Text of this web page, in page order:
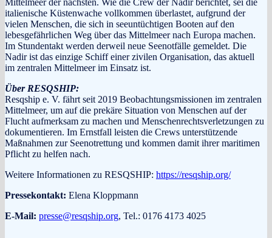
italienische Küstenwache vollkommen überlastet, aufgrund der
vielen Menschen, die sich in seeuntüchtigen Booten auf den
lebesgefährlichen Weg über das Mittelmeer nach Europa machen.
Im Stundentakt werden derweil neue Seenotfälle gemeldet. Die
Nadir ist das einzige Schiff einer zivilen Organisation, das aktuell
im zentralen Mittelmeer im Einsatz ist.
Über RESQSHIP:
Resqship e. V. fährt seit 2019 Beobachtungsmissionen im zentralen
Mittelmeer, um auf die prekäre Situation von Menschen auf der
Flucht aufmerksam zu machen und Menschenrechtsverletzungen zu
dokumentieren. Im Ernstfall leisten die Crews unterstützende
Maßnahmen zur Seenotrettung und kommen damit ihrer maritimen
Pflicht zu helfen nach.
Weitere Informationen zu RESQSHIP: https://resqship.org/
Pressekontakt: Elena Kloppmann
E-Mail: presse@resqship.org, Tel.: 0176 4173 4025